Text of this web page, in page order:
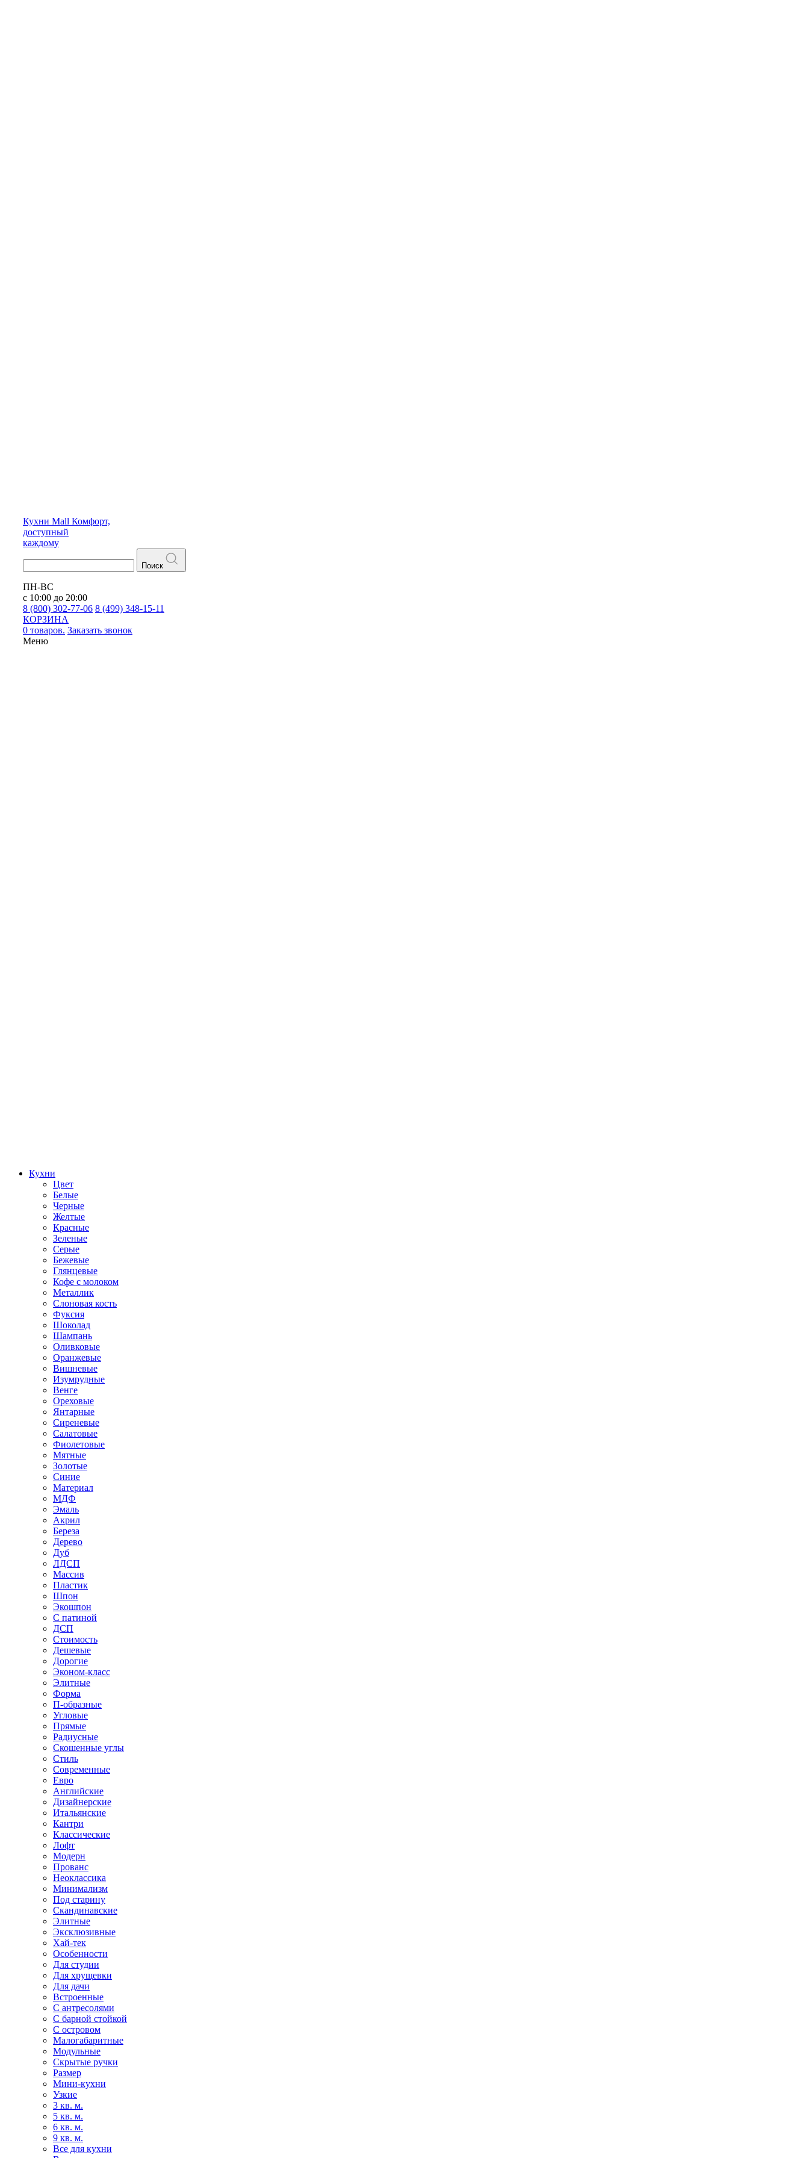
Кухни Mall Комфорт,
доступный
каждому
Поиск
ПН-ВС
с 10:00 до 20:00
8 (800) 302-77-06 8 (499) 348-15-11
КОРЗИНА
0 товаров. Заказать звонок
Меню
Кухни
Цвет
Белые
Черные
Желтые
Красные
Зеленые
Серые
Бежевые
Глянцевые
Кофе с молоком
Металлик
Слоновая кость
Фуксия
Шоколад
Шампань
Оливковые
Оранжевые
Вишневые
Изумрудные
Венге
Ореховые
Янтарные
Сиреневые
Салатовые
Фиолетовые
Мятные
Золотые
Синие
Материал
МДФ
Эмаль
Акрил
Береза
Дерево
Дуб
ЛДСП
Массив
Пластик
Шпон
Экошпон
С патиной
ДСП
Стоимость
Дешевые
Дорогие
Эконом-класс
Элитные
Форма
П-образные
Угловые
Прямые
Радиусные
Скошенные углы
Стиль
Современные
Евро
Английские
Дизайнерские
Итальянские
Кантри
Классические
Лофт
Модерн
Прованс
Неоклассика
Минимализм
Под старину
Скандинавские
Элитные
Эксклюзивные
Хай-тек
Особенности
Для студии
Для хрущевки
Для дачи
Встроенные
С антресолями
С барной стойкой
С островом
Малогабаритные
Модульные
Скрытые ручки
Размер
Мини-кухни
Узкие
3 кв. м.
5 кв. м.
6 кв. м.
9 кв. м.
Все для кухни